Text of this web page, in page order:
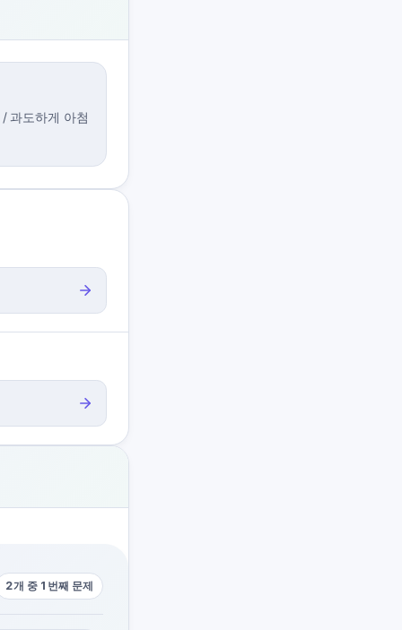
과도하게 아첨
2개 중 1번째 문제